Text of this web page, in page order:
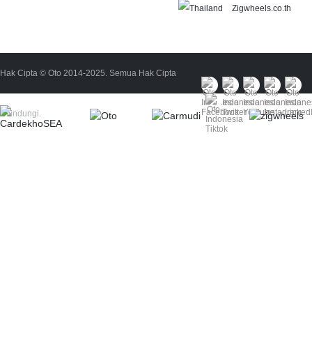
Zigwheels.co.th
Hak Cipta © Oto 2014-2025. Semua Hak Cipta
Dilindungi.